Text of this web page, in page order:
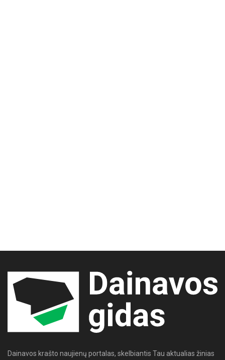
Dainavos krašto naujienų portalas, skelbiantis Tau aktualias žinias